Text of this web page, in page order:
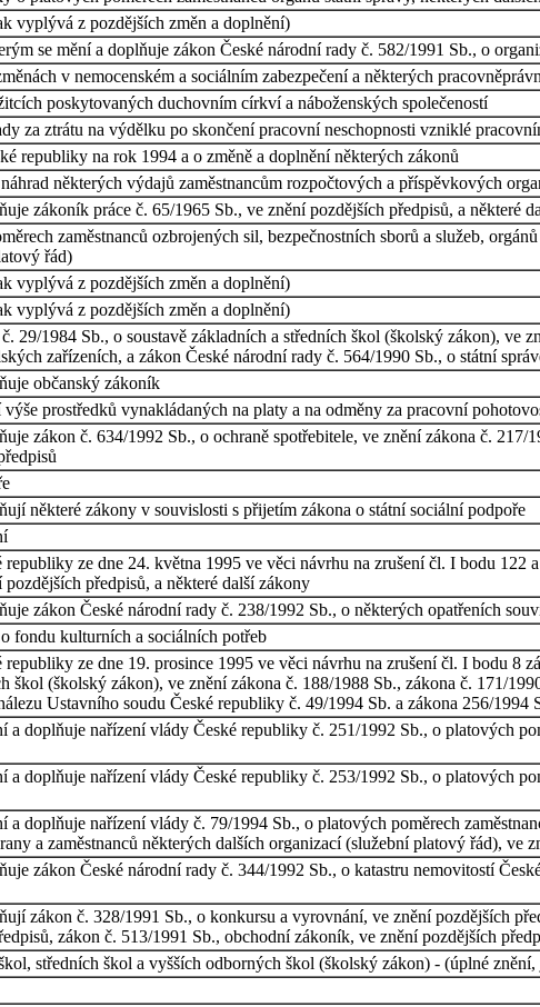
vyplývá z pozdějších změn a doplnění)
se mění a doplňuje zákon České národní rady č. 582/1991 Sb., o
v nemocenském a sociálním zabezpečení a některých
poskytovaných duchovním církví a náboženských společeností
za ztrátu na výdělku po skončení pracovní neschopnosti vzniklé
republiky na rok 1994 a o změně a doplnění některých zákonů
některých výdajů zaměstnancům rozpočtových a příspěvkových
zákoník práce č. 65/1965 Sb., ve znění pozdějších předpisů, a některé
zaměstnanců ozbrojených sil, bezpečnostních sborů a služeb,
řád)
vyplývá z pozdějších změn a doplnění)
vyplývá z pozdějších změn a doplnění)
29/1984 Sb., o soustavě základních a středních škol (školský zákon), ve
zařízeních, a zákon České národní rady č. 564/1990 Sb., o státní
občanský zákoník
prostředků vynakládaných na platy a na odměny za pracovní
zákon č. 634/1992 Sb., o ochraně spotřebitele, ve znění zákona č.
některé zákony v souvislosti s přijetím zákona o státní sociální podpoře
ze dne 24. května 1995 ve věci návrhu na zrušení čl. I bodu
předpisů, a některé další zákony
zákon České národní rady č. 238/1992 Sb., o některých opatřeních
fondu kulturních a sociálních potřeb
ze dne 19. prosince 1995 ve věci návrhu na zrušení čl. I bodu 8
škol (školský zákon), ve znění zákona č. 188/1988 Sb., zákona č. 171/
Ustavního soudu České republiky č. 49/1994 Sb. a zákona 256/1994
a doplňuje nařízení vlády České republiky č. 251/1992 Sb., o platových
a doplňuje nařízení vlády České republiky č. 253/1992 Sb., o platových
a doplňuje nařízení vlády č. 79/1994 Sb., o platových poměrech
a zaměstnanců některých dalších organizací (služební platový řád), ve
zákon České národní rady č. 344/1992 Sb., o katastru nemovitostí
zákon č. 328/1991 Sb., o konkursu a vyrovnání, ve znění pozdějších
zákon č. 513/1991 Sb., obchodní zákoník, ve znění pozdějších
středních škol a vyšších odborných škol (školský zákon) - (úplné